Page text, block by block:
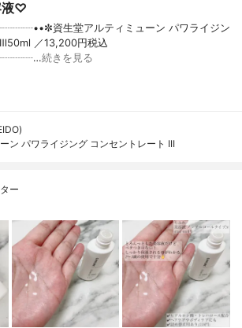
液♡
資生堂アルティミューン パワライジン
／13,200円税込
続きを見る
ン パワライジング コンセントレート III
ー